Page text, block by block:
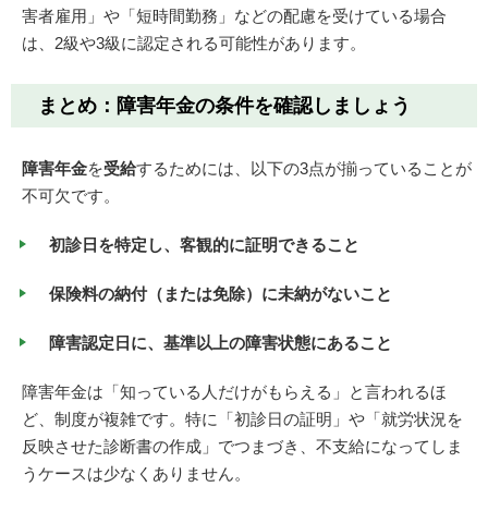
害者雇用」や「短時間勤務」などの配慮を受けている場合
は、2級や3級に認定される可能性があります。
まとめ：障害年金の条件を確認しましょう
障害年金を受給するためには、以下の3点が揃っていることが
不可欠です。
初診日を特定し、客観的に証明できること
保険料の納付（または免除）に未納がないこと
障害認定日に、基準以上の障害状態にあること
障害年金は「知っている人だけがもらえる」と言われるほ
ど、制度が複雑です。特に「初診日の証明」や「就労状況を
反映させた診断書の作成」でつまづき、不支給になってしま
うケースは少なくありません。